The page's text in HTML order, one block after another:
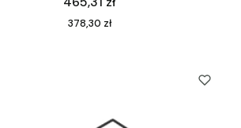
Cena
378,30 zł